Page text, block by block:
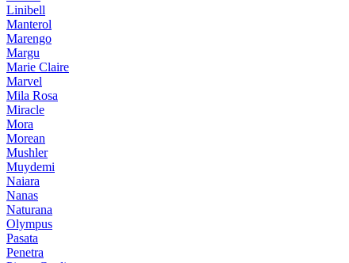
Linibell
Manterol
Marengo
Margu
Marie Claire
Marvel
Mila Rosa
Miracle
Mora
Morean
Mushler
Muydemi
Naiara
Nanas
Naturana
Olympus
Pasata
Penetra